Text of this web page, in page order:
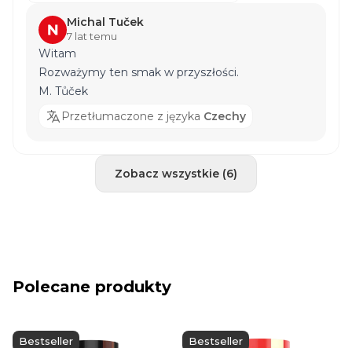
COMPRESS B.I.G..
Michal Tuček
7 lat temu
Witam
Rozważymy ten smak w przyszłości.
M. Tůček
Przetłumaczone z języka Czechy
Zobacz wszystkie (6)
Polecane produkty
Bestseller Bestseller